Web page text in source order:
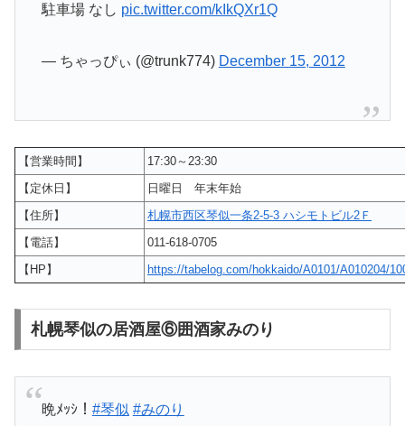
駐車場 なし pic.twitter.com/kIkQXr1Q
— ちゃっぴぃ (@trunk774) December 15, 2012
【営業時間】
17:30～23:30
【定休日】
日曜日 年末年始
【住所】
札幌市西区琴似一条2-5-3 ハシモトビル2Ｆ
【電話】
011-618-0705
【HP】
https://tabelog.com/hokkaido/A0101/A010204/
札幌琴似の居酒屋⑥囲酒家みのり
晩ﾒｯｼ！ #琴似 #みのり